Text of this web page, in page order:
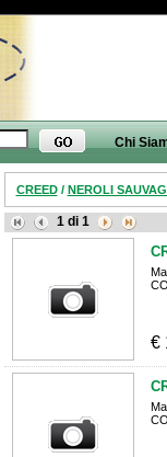
Chi
CREED/ NEROLI
1di 1
€